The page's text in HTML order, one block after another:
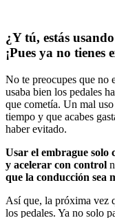
¿Y tú, estás
¡Pues ya no
No te preocupes que no
usaba bien los pedales
que cometía. Un mal
tiempo y que acabes
haber evitado.
Usar el embrague solo
y acelerar con control
que la conducción sea
Así que, la próxima vez
los pedales. Ya no solo